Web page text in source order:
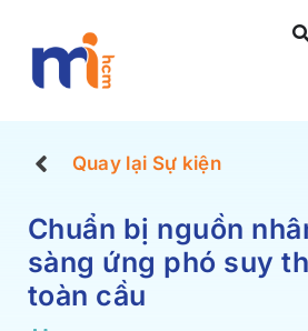
Quay lại Sự kiện
Chuẩn bị nguồn
sàng ứng phó suy
toàn cầu